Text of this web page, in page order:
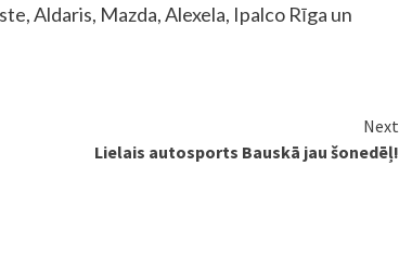
Aldaris, Mazda, Alexela, Ipalco Rīga un
Next
Lielais autosports Bauskā jau šonedēļ!